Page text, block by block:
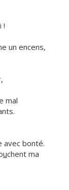
!
un encens,
mal
avec bonté.
uchent ma